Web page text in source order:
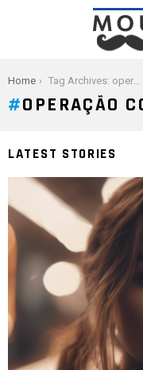
You are here:
Home Tag Archives: operação cqui
OPERAÇÃO
LATEST STORIES